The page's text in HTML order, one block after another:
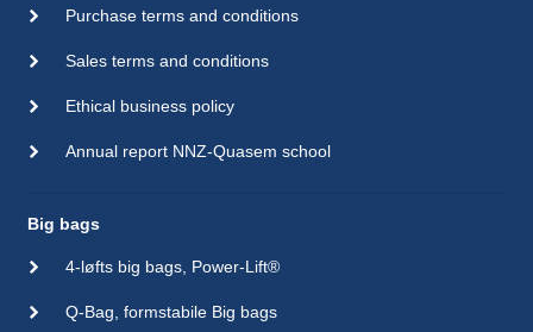
Purchase terms and conditions
Sales terms and conditions
Ethical business policy
Annual report NNZ-Quasem school
Big bags
4-løfts big bags, Power-Lift®
Q-Bag, formstabile Big bags